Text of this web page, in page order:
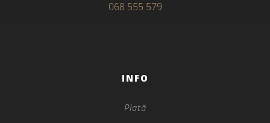
068 555 579
INFO
Plată